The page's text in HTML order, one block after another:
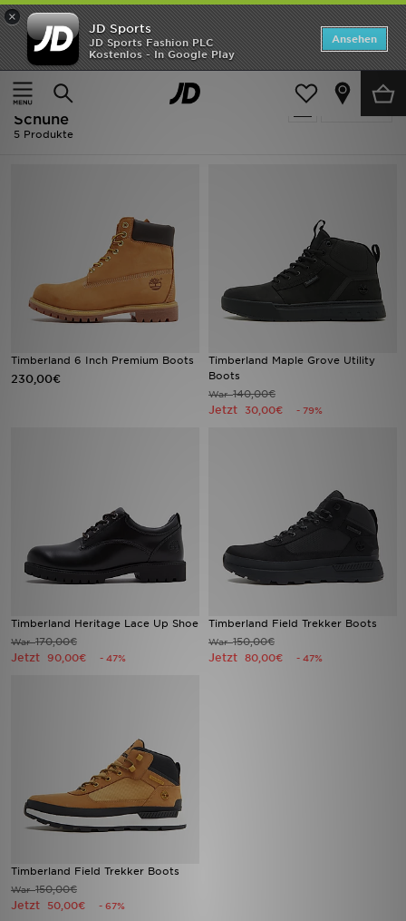
×
JD Sports
JD Sports Fashion PLC
Kostenlos - In Google Play
Ansehen
Startseite
Herren Herrenschuhe Boots und Schuhe
verfeinern
Herren - Timberland Boots und
Schuhe
5 Produkte
Timberland 6 Inch Premium Boots
230,00€
Timberland Maple Grove Utility
Boots
War140,00€
Jetzt 30,00€ - 79%
Timberland Heritage Lace Up Shoe
War170,00€
Jetzt 90,00€ - 47%
Timberland Field Trekker Boots
War150,00€
Jetzt 80,00€ - 47%
Timberland Field Trekker Boots
War150,00€
Jetzt 50,00€ - 67%
Startseite
ANGEBOTE
Marken
Kinder
Bestsellers
JD Exklusives
Geschenkkarte
Filialfinder
Meine Nachrichten
Trending Styles